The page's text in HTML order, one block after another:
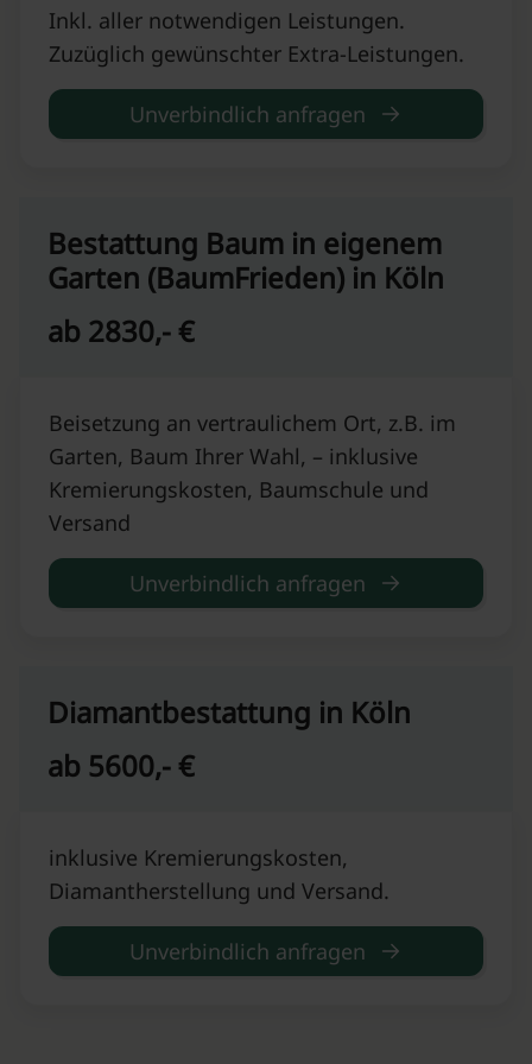
Inkl. aller notwendigen Leistungen.
Zuzüglich gewünschter Extra-Leistungen.
Unverbindlich anfragen
Bestattung Baum in eigenem
Garten (BaumFrieden) in Köln
ab 2830,- €
Beisetzung an vertraulichem Ort, z.B. im
Garten, Baum Ihrer Wahl, – inklusive
Kremierungskosten, Baumschule und
Versand
Unverbindlich anfragen
Diamantbestattung in Köln
ab 5600,- €
inklusive Kremierungskosten,
Diamantherstellung und Versand.
Unverbindlich anfragen